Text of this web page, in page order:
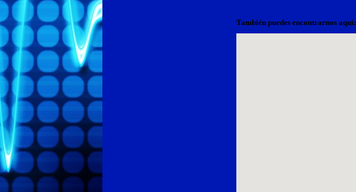
También puedes encontrarnos aquí: